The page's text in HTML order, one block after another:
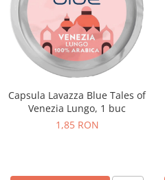
Capsula Lavazza Blue Tales of
Venezia Lungo, 1 buc
1,85 RON